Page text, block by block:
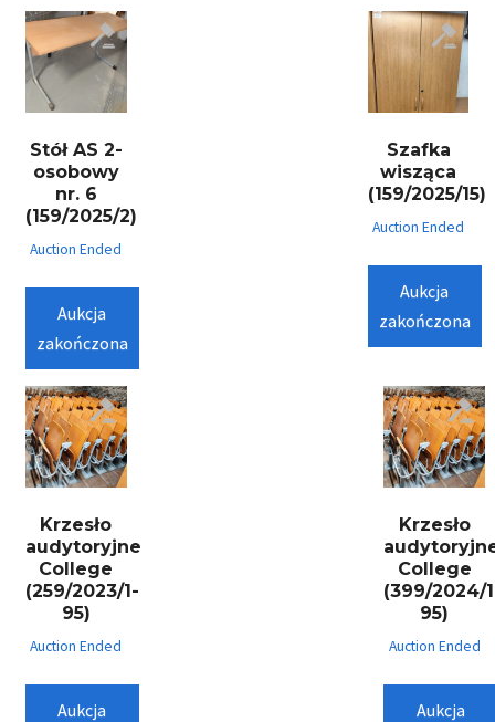
Stół AS 2-
osobowy
nr. 6
(159/2025/2)
Auction Ended
Aukcja
zakończona
Szafka
wisząca
(159/2025/15)
Auction Ended
Aukcja
zakończona
Krzesło
audytoryjne
College
(259/2023/1-
95)
Auction Ended
Aukcja
Krzesło
College
(399/2024/
95)
Auction Ended
Aukcja